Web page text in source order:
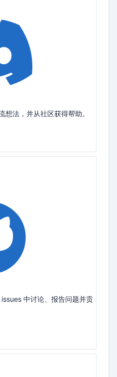
想法，并从社区获得帮助。
中讨论、报告问题并贡